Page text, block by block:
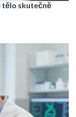
tělo skutečně